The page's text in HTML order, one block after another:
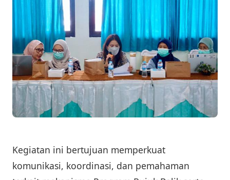
Kegiatan ini bertujuan memperkuat
komunikasi, koordinasi, dan pemahaman